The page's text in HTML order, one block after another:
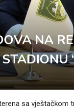
NA
sa vještačkom